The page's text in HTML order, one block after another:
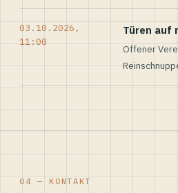
03.10.2026,
11:00
Türen auf
Offener
04 — KONTAKT